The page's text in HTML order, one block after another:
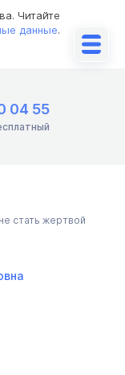
Читайте
данные.
04 55
стать жертвой